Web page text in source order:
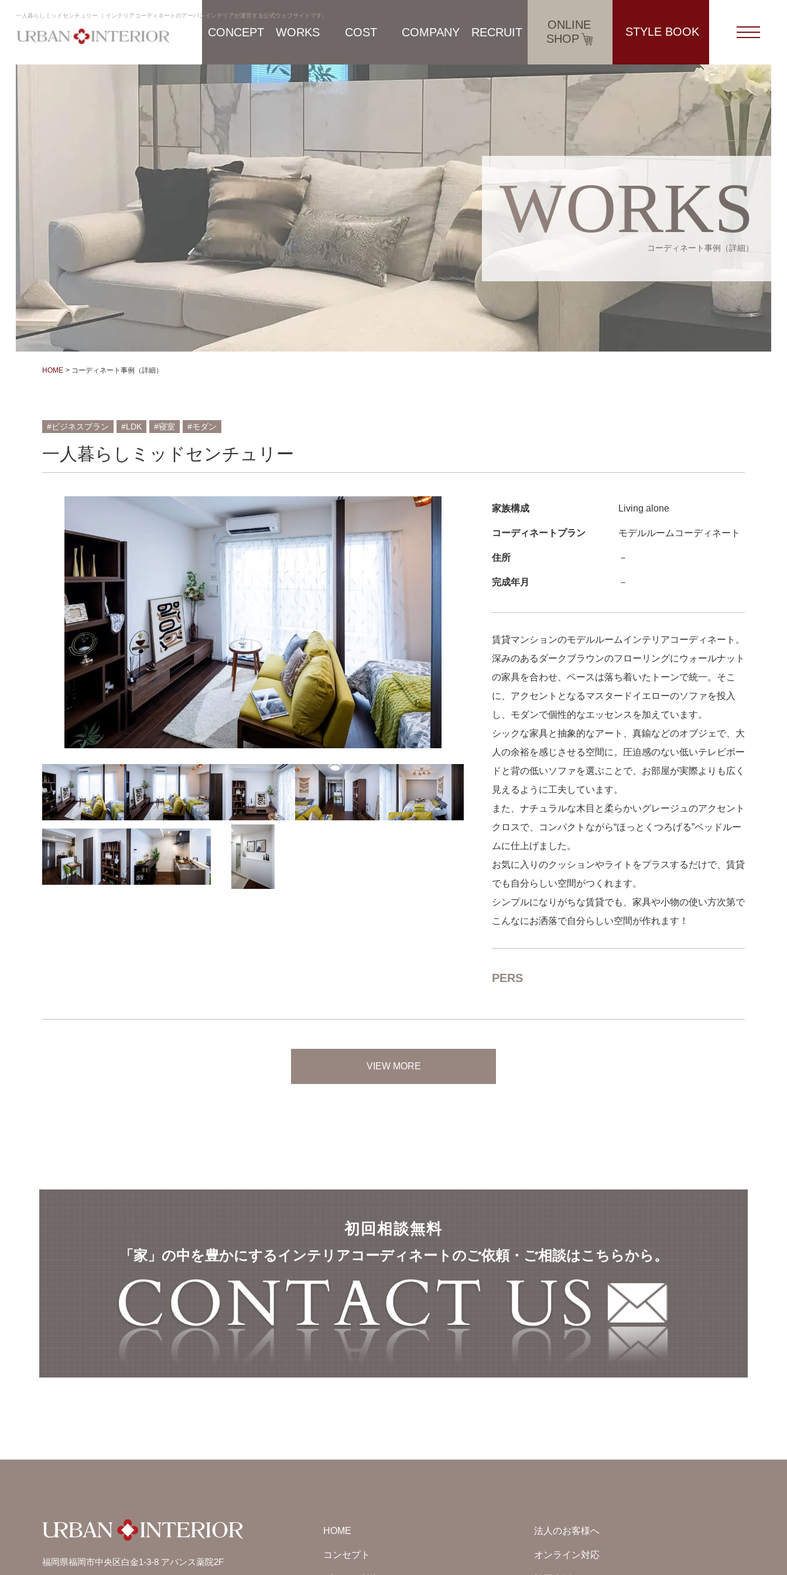
一人暮らしミッドセンチュリー ｜インテリアコーディネートのアーバンインテリアが運営する公式ウェブサイトです。
CONCEPT WORKS COST COMPANY RECRUIT
ONLINE
SHOP
STYLE BOOK
WORKS
コーディネート事例（詳細）
HOME コーディネート事例（詳細）
ビジネスプラン LDK 寝室 モダン
一人暮らしミッドセンチュリー
家族構成 Living alone
コーディネートプラン モデルルームコーディネート
住所 －
完成年月 －
賃貸マンションのモデルルームインテリアコーディネート。
深みのあるダークブラウンのフローリングにウォールナット
の家具を合わせ、ベースは落ち着いたトーンで統一。そこ
に、アクセントとなるマスタードイエローのソファを投入
し、モダンで個性的なエッセンスを加えています。
シックな家具と抽象的なアート、真鍮などのオブジェで、大
人の余裕を感じさせる空間に。圧迫感のない低いテレビボー
ドと背の低いソファを選ぶことで、お部屋が実際よりも広く
見えるように工夫しています。
また、ナチュラルな木目と柔らかいグレージュのアクセント
クロスで、コンパクトながら“ほっとくつろげる”ベッドルー
ムに仕上げました。
お気に入りのクッションやライトをプラスするだけで、賃貸
でも自分らしい空間がつくれます。
シンプルになりがちな賃貸でも、家具や小物の使い方次第で
こんなにお洒落で自分らしい空間が作れます！
PERS
VIEW MORE
初回相談無料
「家」の中を豊かにするインテリアコーディネートのご依頼・ご相談はこちらから。
福岡県福岡市中央区白金1-3-8 アバンス薬院2F
HOME
コンセプト
法人のお客様へ
オンライン対応